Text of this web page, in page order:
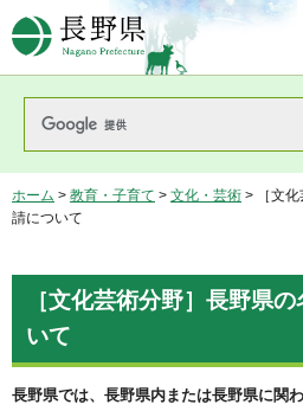
長野県Nagano
ホーム > 教育・子育て > 文化・芸術 > ［文化
請について
［文化芸術分野］長野県
いて
長野県では、長野県内または長野県に関